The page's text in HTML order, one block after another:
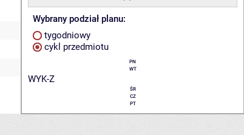
Wybrany podział planu:
tygodniowy
cykl przedmiotu
PN
WT
WYK-Z
ŚR
CZ
PT